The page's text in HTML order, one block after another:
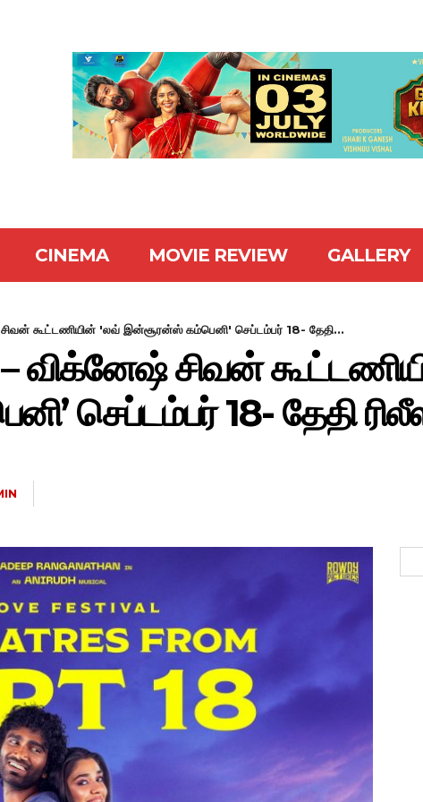
CINEMA MOVIE REVIEW GALLERY
கூட்டணியின் 'லவ் இன்சூரன்ஸ் கம்பெனி' செப்டம்பர் 18- தேதி...
விக்னேஷ் சிவன்
செப்டம்பர் 18- தேதி